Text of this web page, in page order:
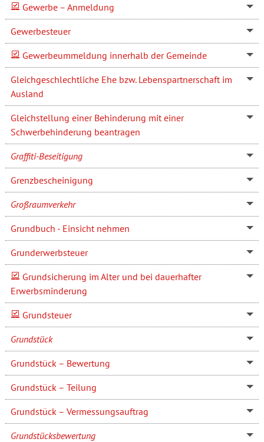
Gewerbe – Anmeldung
Gewerbesteuer
Gewerbeummeldung innerhalb der Gemeinde
Gleichgeschlechtliche Ehe bzw. Lebenspartnerschaft im
Ausland
Gleichstellung einer Behinderung mit einer
Schwerbehinderung beantragen
Graffiti-Beseitigung
Grenzbescheinigung
Großraumverkehr
Grundbuch - Einsicht nehmen
Grunderwerbsteuer
Grundsicherung im Alter und bei dauerhafter
Erwerbsminderung
Grundsteuer
Grundstück
Grundstück – Bewertung
Grundstück – Teilung
Grundstück – Vermessungsauftrag
Grundstücksbewertung